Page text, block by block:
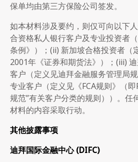
保单均由第三方保险公司签发。
如本材料涉及要约，则仅可向以下
合资格私人银行客户及专业投资者
条例》）；(ii) 新加坡合格投资者（
2001年《证券和期货法》）；(iii)
客户（定义见迪拜金融服务管理局
专业客户（定义见《FCA规则》（即
规范”有关客户分类的规则））。任
材料的内容采取行动。
其他披露事项
迪拜国际金融中心 (DIFC)